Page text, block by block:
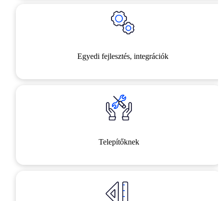
Egyedi fejlesztés, integrációk
Telepítőknek